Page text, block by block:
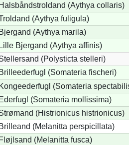
Halsbåndstroldand (Aythya collaris)
(Aythya fuligula)
Bjergand (Aythya marila)
Lille Bjergand (Aythya affinis)
(Polysticta stelleri)
Brilleederfugl (Somateria fischeri)
Kongeederfugl (Somateria
Ederfugl (Somateria mollissima)
(Histrionicus histrionicus)
Brilleand (Melanitta perspicillata)
Fløjlsand (Melanitta fusca)